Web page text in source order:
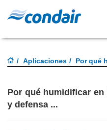
Aplicaciones Por qué
Por qué humidificar
y defensa ...